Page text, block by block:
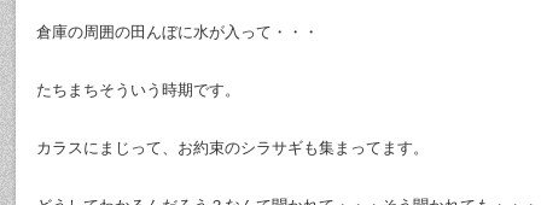
倉庫の周囲の田んぼに水が入って・・・
たちまちそういう時期です。
カラスにまじって、お約束のシラサギも集まってます。